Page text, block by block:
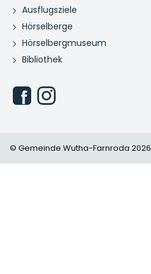
Ausflugsziele
Hörselberge
Hörselbergmuseum
Bibliothek
© Gemeinde Wutha-Farnroda 2026